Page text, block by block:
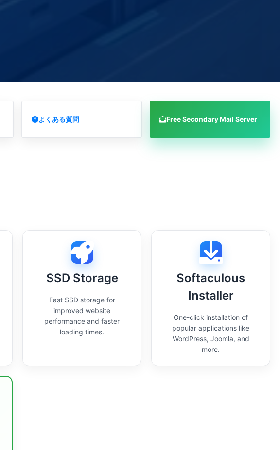
よくある質問 Free Secondary Mail Server
SSD Storage
Fast SSD storage for
improved website
performance and faster
loading times.
Softaculous
Installer
One-click installation of
popular applications like
WordPress, Joomla, and
more.